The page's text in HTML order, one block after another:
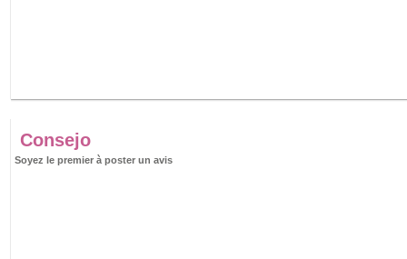
Consejo
Soyez le premier à poster un avis